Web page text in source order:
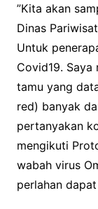
”Kita akan
Dinas
Untuk
Covid19.
tamu yang
red) banyak
pertanyakan
mengikuti
wabah virus
perlahan